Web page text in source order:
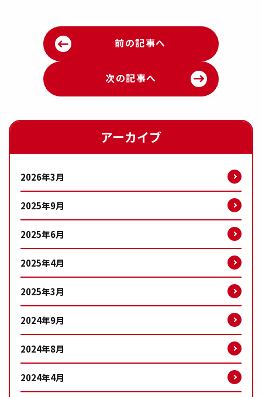
前の記事へ
次の記事へ
アーカイブ
2026年3月
2025年9月
2025年6月
2025年4月
2025年3月
2024年9月
2024年8月
2024年4月